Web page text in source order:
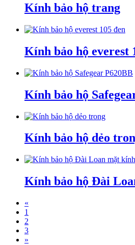
Kính bảo hộ trang
Kính bảo hộ everest
Kính bảo hộ
Kính bảo hộ dẻo
Kính bảo hộ Đài
«
1
2
3
»